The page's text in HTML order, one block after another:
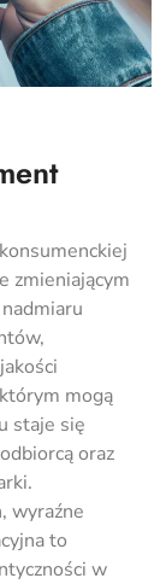
zmieniającym
mogą
staje się
oraz
wyraźne
to
w